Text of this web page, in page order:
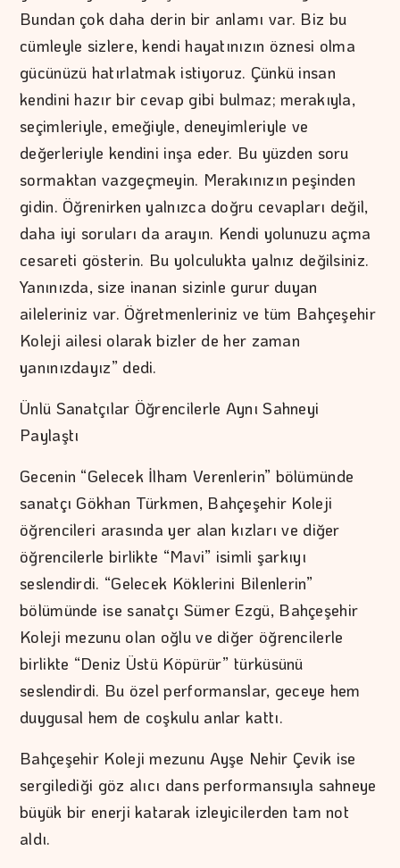
Bundan çok daha derin bir anlamı var. Biz bu
cümleyle sizlere, kendi hayatınızın öznesi olma
gücünüzü hatırlatmak istiyoruz. Çünkü insan
kendini hazır bir cevap gibi bulmaz; merakıyla,
seçimleriyle, emeğiyle, deneyimleriyle ve
değerleriyle kendini inşa eder. Bu yüzden soru
sormaktan vazgeçmeyin. Merakınızın peşinden
gidin. Öğrenirken yalnızca doğru cevapları değil,
daha iyi soruları da arayın. Kendi yolunuzu açma
cesareti gösterin. Bu yolculukta yalnız değilsiniz.
Yanınızda, size inanan sizinle gurur duyan
aileleriniz var. Öğretmenleriniz ve tüm Bahçeşehir
Koleji ailesi olarak bizler de her zaman
yanınızdayız” dedi.
Ünlü Sanatçılar Öğrencilerle Aynı Sahneyi
Paylaştı
Gecenin “Gelecek İlham Verenlerin” bölümünde
sanatçı Gökhan Türkmen, Bahçeşehir Koleji
öğrencileri arasında yer alan kızları ve diğer
öğrencilerle birlikte “Mavi” isimli şarkıyı
seslendirdi. “Gelecek Köklerini Bilenlerin”
bölümünde ise sanatçı Sümer Ezgü, Bahçeşehir
Koleji mezunu olan oğlu ve diğer öğrencilerle
birlikte “Deniz Üstü Köpürür” türküsünü
seslendirdi. Bu özel performanslar, geceye hem
duygusal hem de coşkulu anlar kattı.
Bahçeşehir Koleji mezunu Ayşe Nehir Çevik ise
sergilediği göz alıcı dans performansıyla sahneye
büyük bir enerji katarak izleyicilerden tam not
aldı.